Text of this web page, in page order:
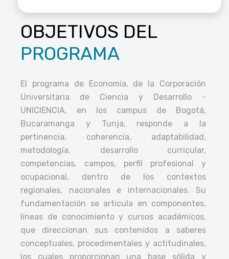
OBJETIVOS DEL
PROGRAMA
El programa de Economía, de la Corporación
Universitaria de Ciencia y Desarrollo -
UNICIENCIA, en los campus de Bogotá,
Bucaramanga y Tunja, responde a la
pertinencia, coherencia, adaptabilidad,
metodología, desarrollo curricular,
competencias, campos, perfil profesional y
ocupacional, dentro de los contextos
regionales, nacionales e internacionales. Su
fundamentación se articula en componentes,
líneas de conocimiento y cursos académicos,
que direccionan sus contenidos a saberes
conceptuales, procedimentales y actitudinales,
los cuales proporcionan una base sólida y